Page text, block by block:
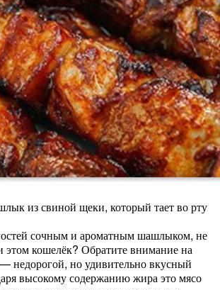
из свиной щеки, который тает во рту
сочным и ароматным шашлыком, не
этом кошелёк? Обратите внимание на
недорогой, но удивительно вкусный
высокому содержанию жира это мясо